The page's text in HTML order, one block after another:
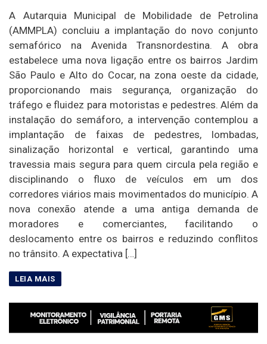
A Autarquia Municipal de Mobilidade de Petrolina
(AMMPLA) concluiu a implantação do novo conjunto
semafórico na Avenida Transnordestina. A obra
estabelece uma nova ligação entre os bairros Jardim
São Paulo e Alto do Cocar, na zona oeste da cidade,
proporcionando mais segurança, organização do
tráfego e fluidez para motoristas e pedestres. Além da
instalação do semáforo, a intervenção contemplou a
implantação de faixas de pedestres, lombadas,
sinalização horizontal e vertical, garantindo uma
travessia mais segura para quem circula pela região e
disciplinando o fluxo de veículos em um dos
corredores viários mais movimentados do município. A
nova conexão atende a uma antiga demanda de
moradores e comerciantes, facilitando o
deslocamento entre os bairros e reduzindo conflitos
no trânsito. A expectativa […]